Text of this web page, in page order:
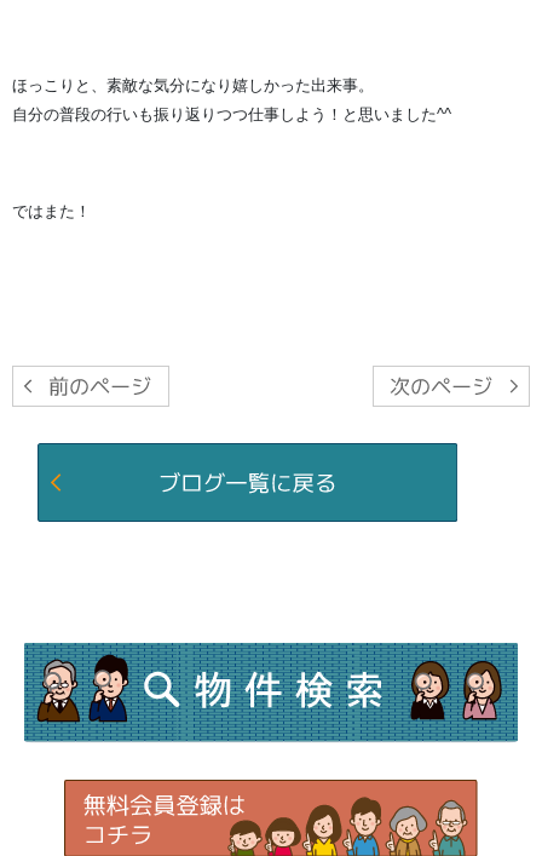
ほっこりと、素敵な気分になり嬉しかった出来事。
自分の普段の行いも振り返りつつ仕事しよう！と思いました^^
ではまた！